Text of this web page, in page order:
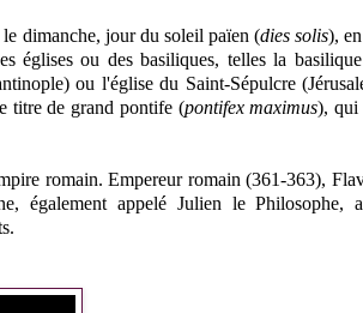
le dimanche, jour du soleil païen (dies solis),
ou des basiliques, telles la basilique
ou l'église du Saint-Sépulcre
titre de grand pontife (pontifex maximus), qui
romain. Empereur romain (361-363),
également appelé Julien le Philosophe,